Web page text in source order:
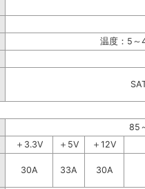
温度：5
85
＋3.3V ＋5V
＋12V
30A
33A
30A